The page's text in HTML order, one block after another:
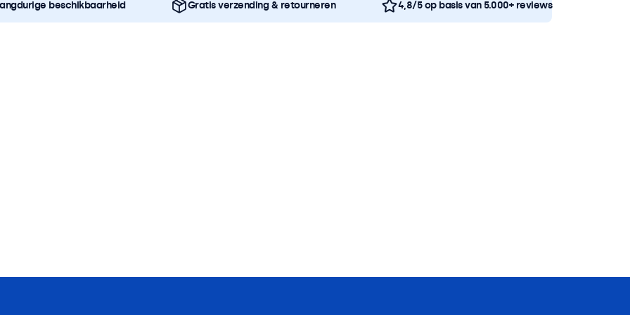
beschikbaarheid Gratis verzending & retourneren 4,8/5 op basis van 5.000+ reviews